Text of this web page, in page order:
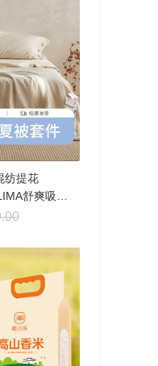
纺提花
舒爽吸湿
人空调被芯